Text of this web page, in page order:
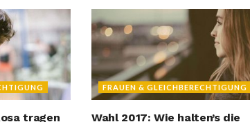
tragen
FRAUEN & GLEICHBERECHTIGUNG
Wahl 2017: Wie halten’s die